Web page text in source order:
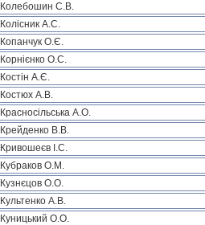
Колебошин С.В.
Колісник А.С.
Копанчук О.Є.
Корнієнко О.С.
Костін А.Є.
Костюх А.В.
Красносільська А.О.
Крейденко В.В.
Кривошеєв І.С.
Кубраков О.М.
Кузнєцов О.О.
Культенко А.В.
Куницький О.О.